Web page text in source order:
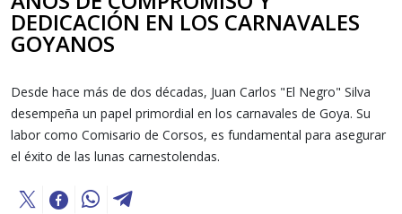
DEDICACIÓN EN LOS CARNAVALES
GOYANOS
Desde hace más de dos décadas, Juan Carlos "El Negro" Silva
desempeña un papel primordial en los carnavales de Goya. Su
labor como Comisario de Corsos, es fundamental para asegurar
el éxito de las lunas carnestolendas.